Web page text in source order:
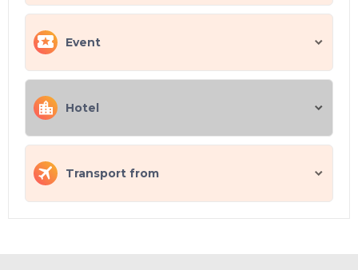
Event
Hotel
Transport from